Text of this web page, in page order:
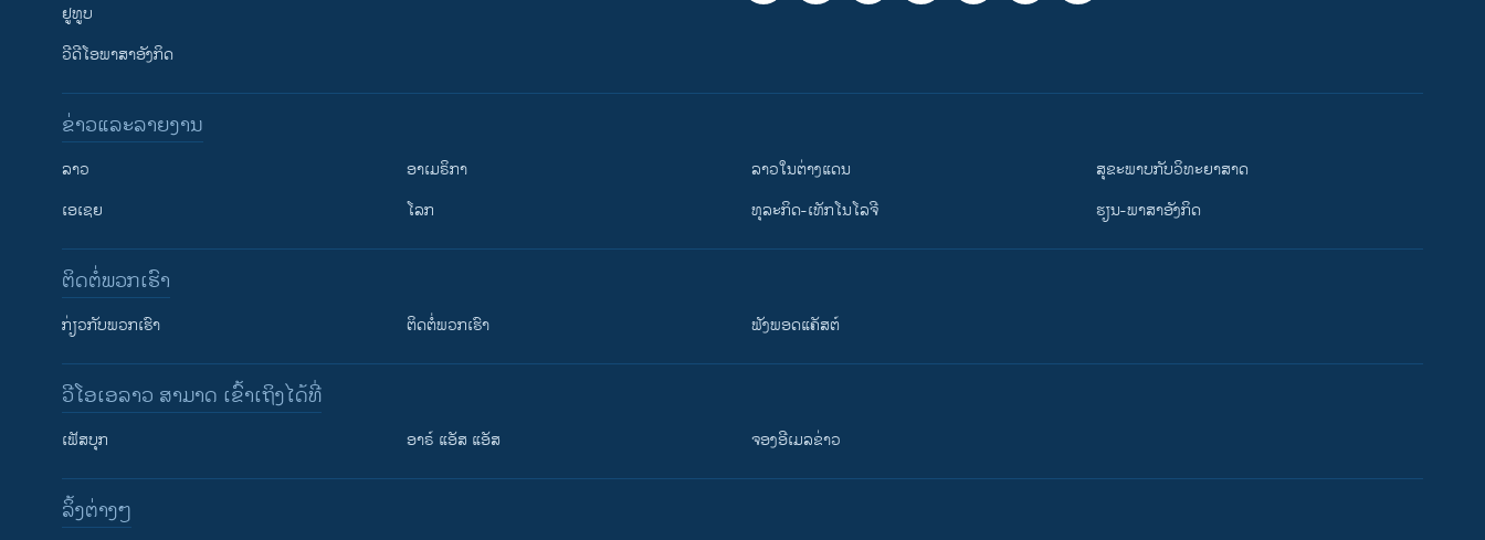
ຕິດຕາມພວກເຮົາ ທີ່
ຢູທູບ
ວີດີໂອພາສາອັງກິດ
ຂ່າວແລະລາຍງານ
ລາວ
ເອເຊຍ
ອາເມຣິກາ
ໂລກ
ລາວໃນຕ່າງແດນ
ທຸລະກິດ-ເທັກໂນໂລຈີ
ສຸຂະພາບກັບວິທະຍາສາດ
ຮຽນ-ພາສາອັງກິດ
ຕິດຕໍ່ພວກເຮົາ
ກ່ຽວກັບພວກເຮົາ ຕິດຕໍ່ພວກເຮົາ ຟັງພອດແຄັສຕ໌
ວີໂອເອລາວ ສາມາດ ເຂົ້າເຖິງໄດ້ທີ່
ເຟັສບຸກ ອາຣ໌ ແອັສ ແອັສ ຈອງອີເມລຂ່າວ
​ລິ້ງ​ຕ່າງໆ